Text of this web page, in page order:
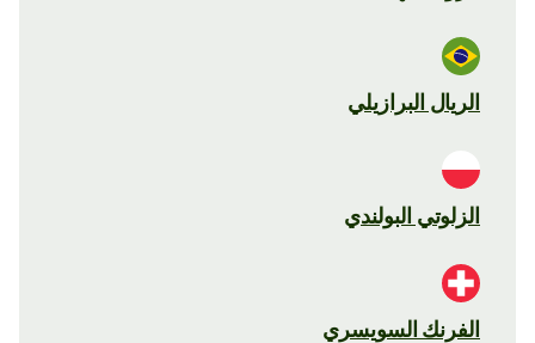
الريال البرازيلي
الزلوتي البولندي
الفرنك السويسري